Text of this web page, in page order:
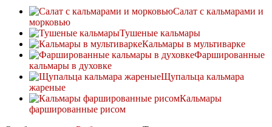
Салат с кальмарами и
морковью
Тушеные кальмары
Кальмары в мультиварке
Фаршированные
кальмары в духовке
Щупальца кальмара
жареные
Кальмары
фаршированные рисом